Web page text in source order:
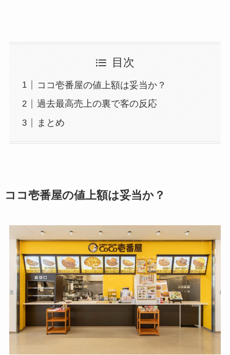
目次
ココ壱番屋の値上額は妥当か？
過去最高売上の裏で客の反応
まとめ
ココ壱番屋の値上額は妥当か？